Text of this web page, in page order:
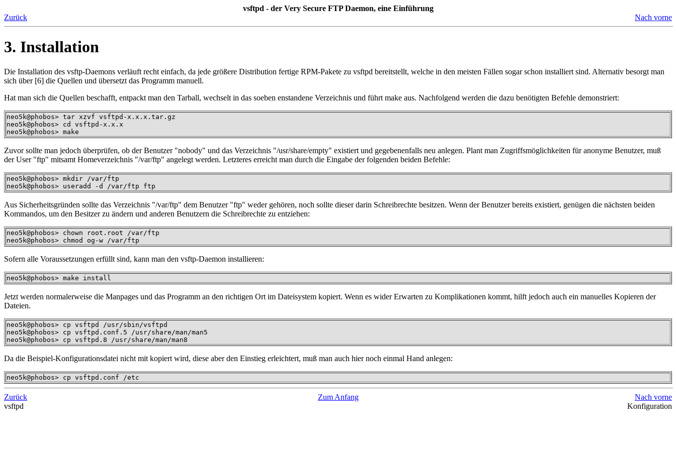
vsftpd - der Very Secure FTP Daemon, eine Einführung
Zurück
Nach vorne
3. Installation
Die Installation des vsftp-Daemons verläuft recht einfach, da jede größere Distribution fertige RPM-Pakete zu vsftpd bereitstellt, welche in den meisten Fällen sogar schon installiert sind. Alternativ besorgt man
sich über [6] die Quellen und übersetzt das Programm manuell.
Hat man sich die Quellen beschafft, entpackt man den Tarball, wechselt in das soeben enstandene Verzeichnis und führt make aus. Nachfolgend werden die dazu benötigten Befehle demonstriert:
neo5k@phobos> tar xzvf vsftpd-x.x.x.tar.gz
neo5k@phobos> cd vsftpd-x.x.x
neo5k@phobos> make
Zuvor sollte man jedoch überprüfen, ob der Benutzer "nobody" und das Verzeichnis "/usr/share/empty" existiert und gegebenenfalls neu anlegen. Plant man Zugriffsmöglichkeiten für anonyme Benutzer, muß
der User "ftp" mitsamt Homeverzeichnis "/var/ftp" angelegt werden. Letzteres erreicht man durch die Eingabe der folgenden beiden Befehle:
neo5k@phobos> mkdir /var/ftp
neo5k@phobos> useradd -d /var/ftp ftp
Aus Sicherheitsgründen sollte das Verzeichnis "/var/ftp" dem Benutzer "ftp" weder gehören, noch sollte dieser darin Schreibrechte besitzen. Wenn der Benutzer bereits existiert, genügen die nächsten beiden
Kommandos, um den Besitzer zu ändern und anderen Benutzern die Schreibrechte zu entziehen:
neo5k@phobos> chown root.root /var/ftp
neo5k@phobos> chmod og-w /var/ftp
Sofern alle Voraussetzungen erfüllt sind, kann man den vsftp-Daemon installieren:
neo5k@phobos> make install
Jetzt werden normalerweise die Manpages und das Programm an den richtigen Ort im Dateisystem kopiert. Wenn es wider Erwarten zu Komplikationen kommt, hilft jedoch auch ein manuelles Kopieren der
Dateien.
neo5k@phobos> cp vsftpd /usr/sbin/vsftpd
neo5k@phobos> cp vsftpd.conf.5 /usr/share/man/man5
neo5k@phobos> cp vsftpd.8 /usr/share/man/man8
Da die Beispiel-Konfigurationsdatei nicht mit kopiert wird, diese aber den Einstieg erleichtert, muß man auch hier noch einmal Hand anlegen:
neo5k@phobos> cp vsftpd.conf /etc
Zurück Zum Anfang
Nach vorne
vsftpd
Konfiguration